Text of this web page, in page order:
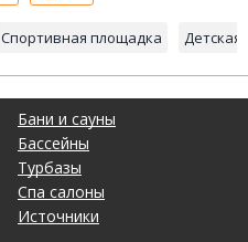
Спортивная площадка
Бани и сауны
Бассейны
Турбазы
Спа салоны
Источники